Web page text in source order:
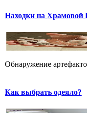
Находки на Храмовой
Обнаружение
Как выбрать одеяло?